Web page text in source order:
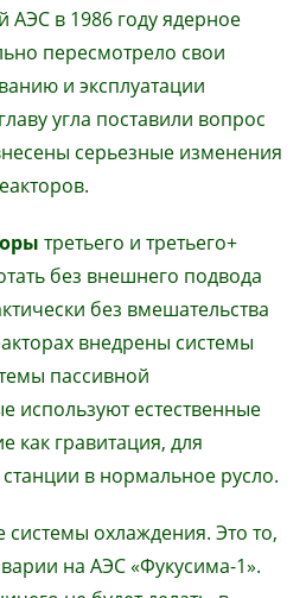
АЭС в 1986 году ядерное
пересмотрело свои
и эксплуатации
угла поставили вопрос
серьезные изменения
третьего и третьего+
без внешнего подвода
без вмешательства
внедрены системы
пассивной
используют естественные
как гравитация, для
в нормальное русло.
охлаждения. Это то,
на АЭС «Фукусима-1».